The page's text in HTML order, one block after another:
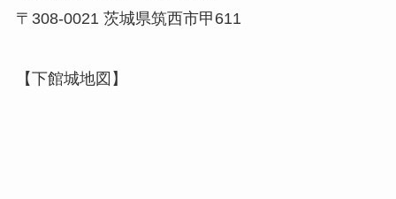
〒308-0021 茨城県筑西市甲611
【下館城地図】